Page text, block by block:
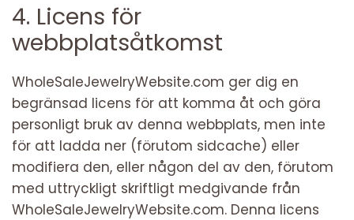
4. Licens för
webbplatsåtkomst
WholeSaleJewelryWebsite.com ger dig en
begränsad licens för att komma åt och göra
personligt bruk av denna webbplats, men inte
för att ladda ner (förutom sidcache) eller
modifiera den, eller någon del av den, förutom
med uttryckligt skriftligt medgivande från
WholeSaleJewelryWebsite.com. Denna licens